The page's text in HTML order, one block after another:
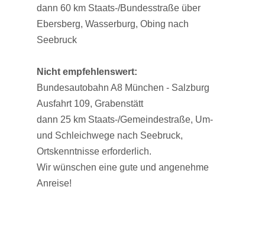
dann 60 km Staats-/Bundesstraße über
Ebersberg, Wasserburg, Obing nach
Seebruck
Nicht empfehlenswert:
Bundesautobahn A8 München - Salzburg
Ausfahrt 109, Grabenstätt
dann 25 km Staats-/Gemeindestraße, Um-
und Schleichwege nach Seebruck,
Ortskenntnisse erforderlich.
Wir wünschen eine gute und angenehme
Anreise!